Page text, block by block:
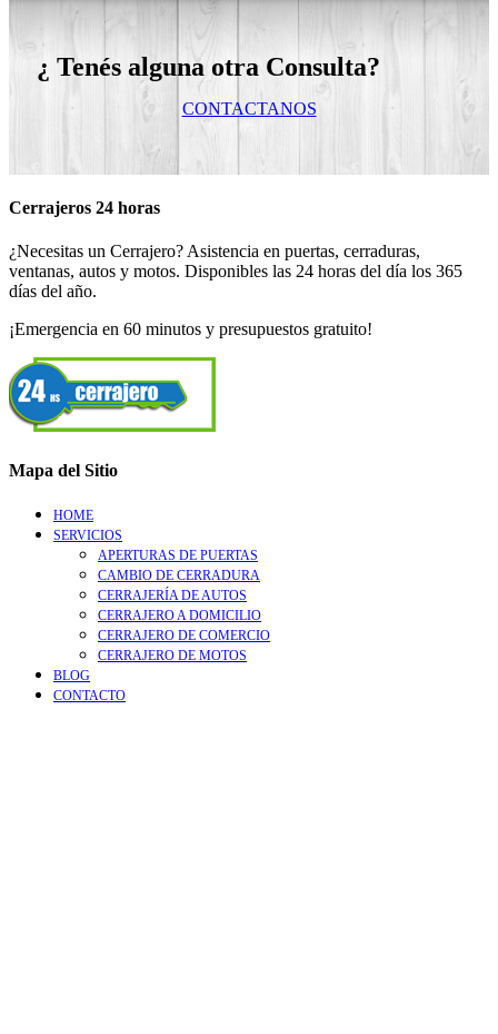
¿ Tenés alguna otra Consulta?
CONTACTANOS
Cerrajeros 24 horas
¿Necesitas un Cerrajero? Asistencia en puertas, cerraduras,
ventanas, autos y motos. Disponibles las 24 horas del día los 365
días del año.
¡Emergencia en 60 minutos y presupuestos gratuito!
Mapa del Sitio
HOME
SERVICIOS
APERTURAS DE PUERTAS
CAMBIO DE CERRADURA
CERRAJERÍA DE AUTOS
CERRAJERO A DOMICILIO
CERRAJERO DE COMERCIO
CERRAJERO DE MOTOS
BLOG
CONTACTO